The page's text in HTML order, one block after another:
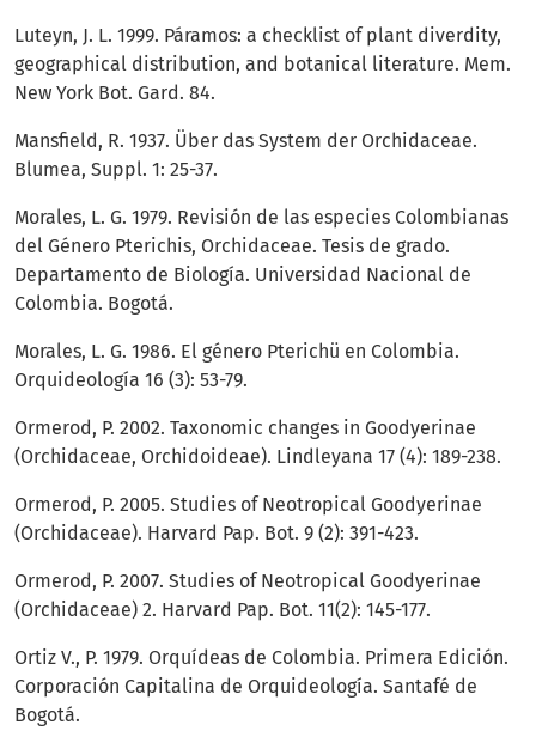
Luteyn, J. L. 1999. Páramos: a checklist of plant diverdity,
geographical distribution, and botanical literature. Mem.
New York Bot. Gard. 84.
Mansfield, R. 1937. Über das System der Orchidaceae.
Blumea, Suppl. 1: 25-37.
Morales, L. G. 1979. Revisión de las especies Colombianas
del Género Pterichis, Orchidaceae. Tesis de grado.
Departamento de Biología. Universidad Nacional de
Colombia. Bogotá.
Morales, L. G. 1986. El género Pterichü en Colombia.
Orquideología 16 (3): 53-79.
Ormerod, P. 2002. Taxonomic changes in Goodyerinae
(Orchidaceae, Orchidoideae). Lindleyana 17 (4): 189-238.
Ormerod, P. 2005. Studies of Neotropical Goodyerinae
(Orchidaceae). Harvard Pap. Bot. 9 (2): 391-423.
Ormerod, P. 2007. Studies of Neotropical Goodyerinae
(Orchidaceae) 2. Harvard Pap. Bot. 11(2): 145-177.
Ortiz V., P. 1979. Orquídeas de Colombia. Primera Edición.
Corporación Capitalina de Orquideología. Santafé de
Bogotá.